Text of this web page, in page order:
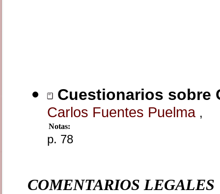
Cuestionarios sobre
Carlos Fuentes Puelma ,
Notas:
p. 78
COMENTARIOS LEGALES